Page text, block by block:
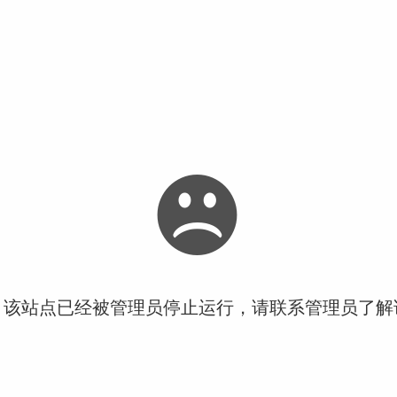
站点已经被管理员停止运行，请联系管理员了